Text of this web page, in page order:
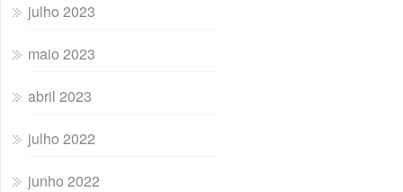
julho 2023
maio 2023
abril 2023
julho 2022
junho 2022